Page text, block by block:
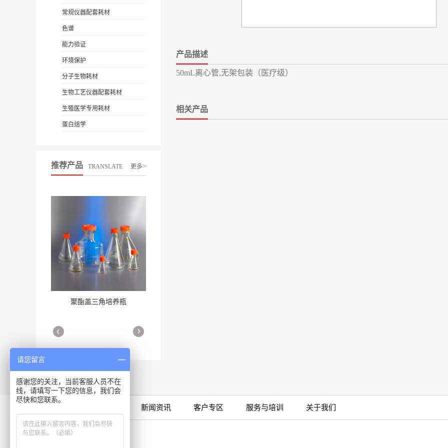
常规仪器配套耗材
色谱
能力验证
环境保护
分子生物耗材
生物工艺仪器配套耗材
生殖医学专用耗材
蛋白组学
推荐产品 TRANSLATE 更多>
聚酯盖三角培养瓶
More
产品描述
50mL离心管,无架包装（医疗级）
相关产品
新闻资讯 客户专区 服务与培训 关于我们
咨询专线
请您留言
感谢您的关注，当前客服人员不在
线，请填写一下您的信息，我们会
尽快和您联系。